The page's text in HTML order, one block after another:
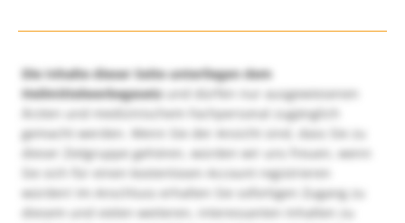
Die Inhalte dieser Seite unterliegen dem
Heilmittelwerbegesetzund dürfen nur ausgewiesenen
Ärzten und medizinischem Fachpersonal zugänglich
gemacht werden. Wenn Sie der Ansicht sind, dass Sie zu
dieser Zielgruppe gehören, würden wir uns freuen, wenn
Sie sich für einen kostenlosen Account registrieren
würden! Im Anschluss erhalten Sie sofortigen Zugang zu
diesem und vielen weiteren, interessanten Inhalten zu